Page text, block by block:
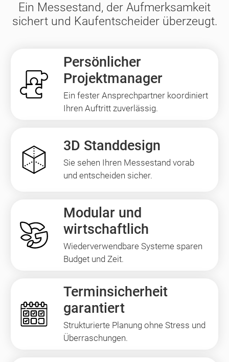
Ein Messestand, der Aufmerksamkeit
sichert und Kaufentscheider überzeugt.
Persönlicher
Projektmanager
Ein fester Ansprechpartner koordiniert
Ihren Auftritt zuverlässig.
3D Standdesign
Sie sehen Ihren Messestand vorab
und entscheiden sicher.
Modular und
wirtschaftlich
Wiederverwendbare Systeme sparen
Budget und Zeit.
Terminsicherheit
garantiert
Strukturierte Planung ohne Stress und
Überraschungen.